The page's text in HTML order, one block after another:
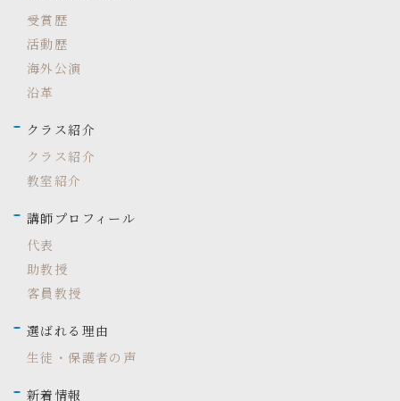
受賞歴
活動歴
海外公演
沿革
クラス紹介
クラス紹介
教室紹介
講師プロフィール
代表
助教授
客員教授
選ばれる理由
生徒・保護者の声
新着情報